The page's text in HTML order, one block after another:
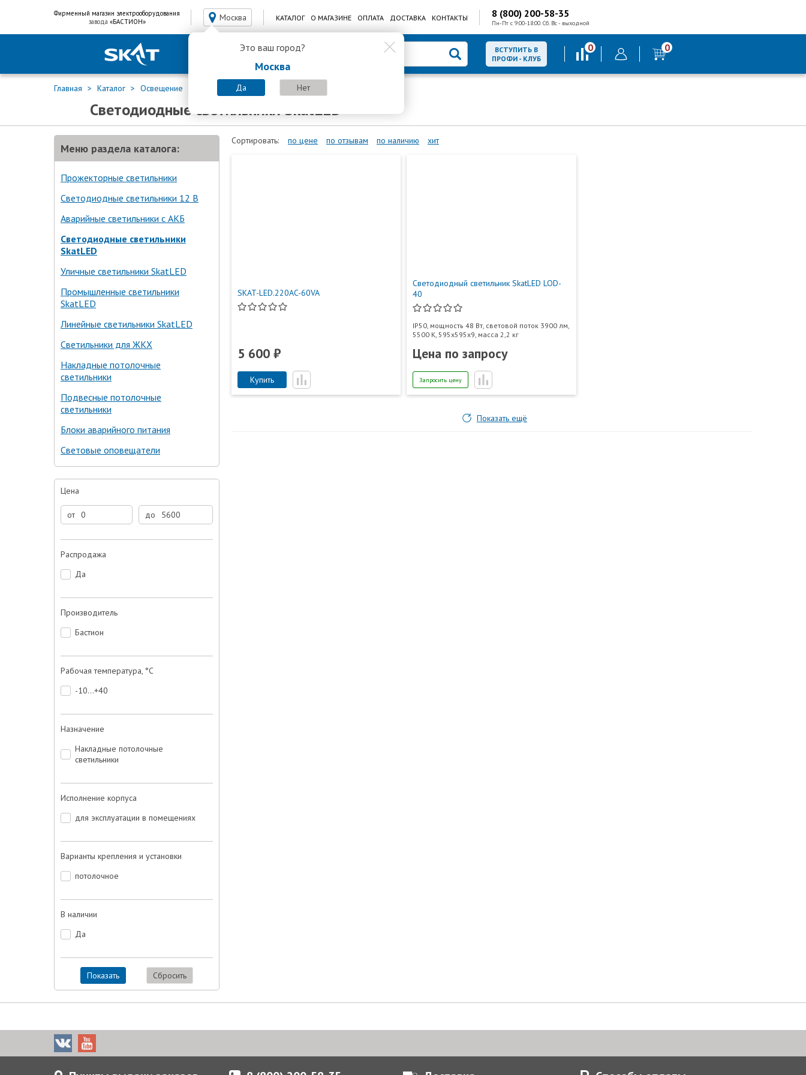
Фирменный магазин электрооборудования
завода «БАСТИОН» Москва
Это ваш город?
Москва
Да Нет
КАТАЛОГ О МАГАЗИНЕ ОПЛАТА ДОСТАВКА КОНТАКТЫ 8 (800) 200-58-35
Пн-Пт с 9:00-18:00. Сб. Вс - выходной
ВСТУПИТЬ В
ПРОФИ - КЛУБ
0 0
Главная Каталог Освещение Светодиодные светильники SkatLED
Светодиодные светильники SkatLED
Меню раздела каталога:
Прожекторные светильники
Светодиодные светильники 12 В
Аварийные светильники с АКБ
Светодиодные светильники
SkatLED
Уличные светильники SkatLED
Промышленные светильники
SkatLED
Линейные светильники SkatLED
Светильники для ЖКХ
Накладные потолочные
светильники
Подвесные потолочные
светильники
Блоки аварийного питания
Световые оповещатели
Цена
от до
Распродажа
Да
Производитель
Бастион
Рабочая температура, °C
-10...+40
Назначение
Накладные потолочные
светильники
Исполнение корпуса
для эксплуатации в помещениях
Варианты крепления и установки
потолочное
В наличии
Да
Показать Сбросить
Сортировать: по цене по отзывам по наличию хит
SKAT-LED.220AC-60VA
5 600 ₽
Купить
Светодиодный светильник SkatLED LOD-
40
IP50, мощность 48 Вт, световой поток 3900 лм,
5500 К, 595х595х9, масса 2,2 кг
Цена по запросу
Запросить цену
Показать ещё